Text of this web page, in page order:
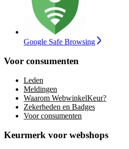
Google Safe Browsing
Voor consumenten
Leden
Meldingen
Waarom WebwinkelKeur?
Zekerheden en Badges
Voor consumenten
Keurmerk voor webshops